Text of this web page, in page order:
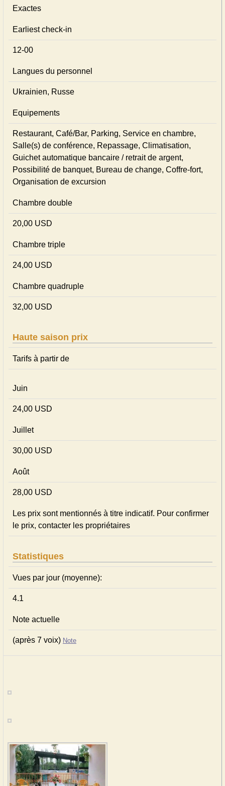
Exactes
Earliest check-in
12-00
Langues du personnel
Ukrainien, Russe
Equipements
Restaurant, Café/Bar, Parking, Service en chambre,
Salle(s) de conférence, Repassage, Climatisation,
Guichet automatique bancaire / retrait de argent,
Possibilité de banquet, Bureau de change, Coffre-fort,
Organisation de excursion
Chambre double
20,00 USD
Chambre triple
24,00 USD
Chambre quadruple
32,00 USD
Haute saison prix
Tarifs à partir de
Juin
24,00 USD
Juillet
30,00 USD
Août
28,00 USD
Les prix sont mentionnés à titre indicatif. Pour confirmer
le prix, contacter les propriétaires
Statistiques
Vues par jour (moyenne):
4.1
Note actuelle
(après 7 voix) Note